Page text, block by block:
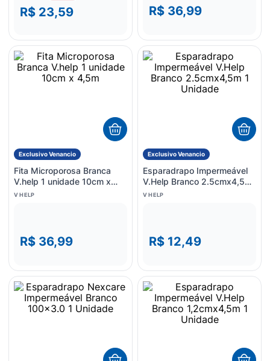
R$ 23,59 R$ 36,99
Exclusivo Venancio
Fita Microporosa Branca
V.help 1 unidade 10cm x
4,5m
V HELP
R$ 36,99
Exclusivo Venancio
Esparadrapo Impermeável
V.Help Branco 2.5cmx4,5m
1 Unidade
V HELP
R$ 12,49